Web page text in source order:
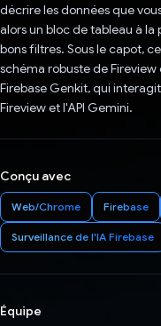
décrire les données que
alors un bloc de tableau à la
bons filtres. Sous le capot,
schéma robuste de
Firebase Genkit, qui
Fireview et l'API Gemini.
Conçu avec
Web/Chrome Firebase
Surveillance de l'IA Firebase
Équipe